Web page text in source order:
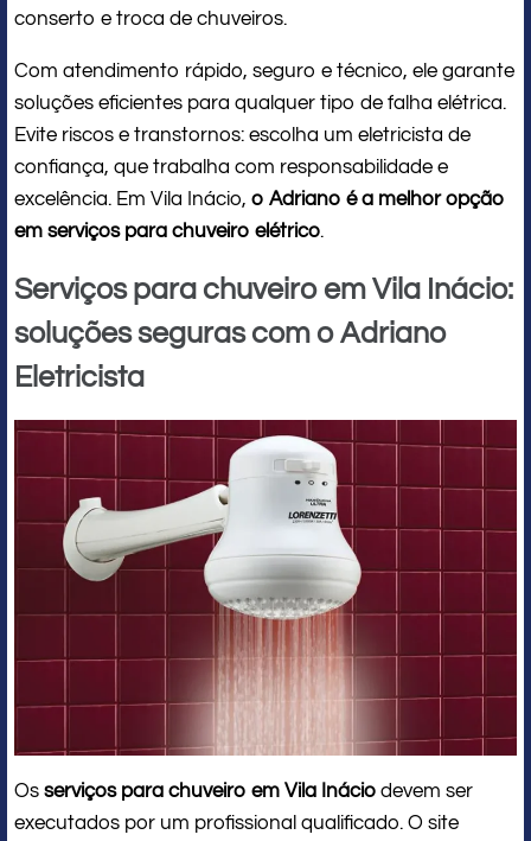
conserto e troca de chuveiros.
Com atendimento rápido, seguro e técnico, ele garante
soluções eficientes para qualquer tipo de falha elétrica.
Evite riscos e transtornos: escolha um eletricista de
confiança, que trabalha com responsabilidade e
excelência. Em Vila Inácio, o Adriano é a melhor opção
em serviços para chuveiro elétrico.
Serviços para chuveiro em Vila Inácio:
soluções seguras com o Adriano
Eletricista
Os serviços para chuveiro em Vila Inácio devem ser
executados por um profissional qualificado. O site